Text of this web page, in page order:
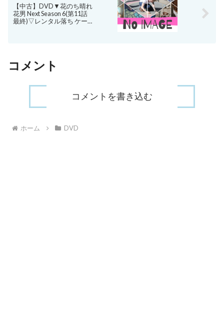
【中古】DVD▼花のち晴れ
花男 Next Season 6(第11話
最終)▽レンタル落ち ケース
コメント
コメントを書き込む
ホーム DVD